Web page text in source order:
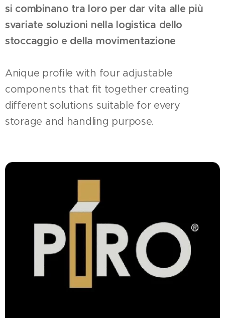
si combinano tra loro per dar vita alle più
svariate soluzioni nella logistica dello
stoccaggio e della movimentazione
Anique profile with four adjustable
components that fit together creating
different solutions suitable for every
storage and handling purpose.